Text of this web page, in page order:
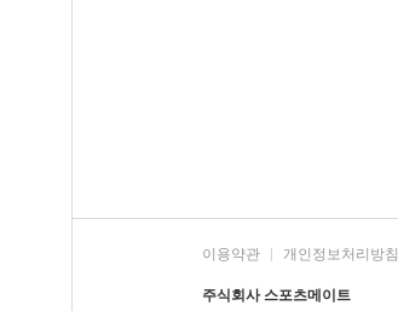
이용약관 개인정보처리방침
주식회사 스포츠메이트